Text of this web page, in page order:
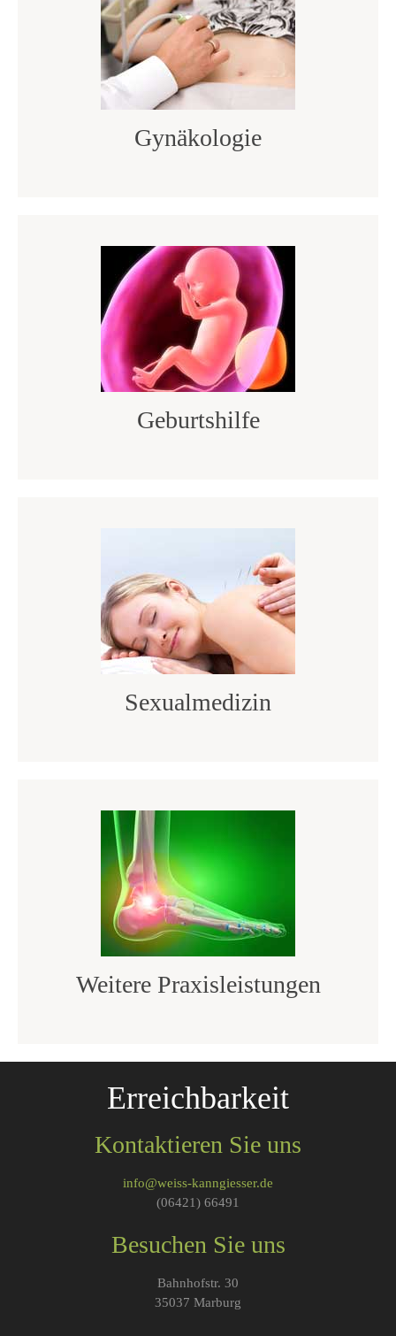
Gynäkologie
Geburtshilfe
Sexualmedizin
Weitere Praxisleistungen
Erreichbarkeit
Kontaktieren Sie uns
info@weiss-kanngiesser.de
(06421) 66491
Besuchen Sie uns
Bahnhofstr. 30
35037 Marburg